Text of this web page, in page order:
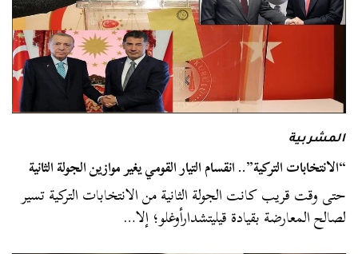
المشربية
“الانتخابات التركية”.. انقسام التيار القومي يغير موازين الجولة الثانية
حتى وقت قريب كانت الجولة الثانية من الانتخابات التركية تسير
لصالح المعارضة بقيادة قيليتشدارأوغلو؛ إلا…